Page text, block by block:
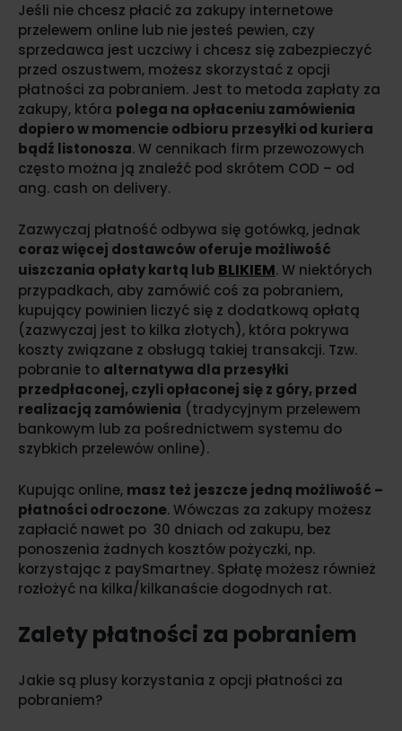
Jeśli nie chcesz płacić za zakupy internetowe
przelewem online lub nie jesteś pewien, czy
sprzedawca jest uczciwy i chcesz się zabezpieczyć
przed oszustwem, możesz skorzystać z opcji
płatności za pobraniem. Jest to metoda zapłaty za
zakupy, która polega na opłaceniu zamówienia
dopiero w momencie odbioru przesyłki od kuriera
bądź listonosza. W cennikach firm przewozowych
często można ją znaleźć pod skrótem COD – od
ang. cash on delivery.
Zazwyczaj płatność odbywa się gotówką, jednak
coraz więcej dostawców oferuje możliwość
uiszczania opłaty kartą lub BLIKIEM. W niektórych
przypadkach, aby zamówić coś za pobraniem,
kupujący powinien liczyć się z dodatkową opłatą
(zazwyczaj jest to kilka złotych), która pokrywa
koszty związane z obsługą takiej transakcji. Tzw.
pobranie to alternatywa dla przesyłki
przedpłaconej, czyli opłaconej się z góry, przed
realizacją zamówienia (tradycyjnym przelewem
bankowym lub za pośrednictwem systemu do
szybkich przelewów online).
Kupując online, masz też jeszcze jedną możliwość –
płatności odroczone. Wówczas za zakupy możesz
zapłacić nawet po 30 dniach od zakupu, bez
ponoszenia żadnych kosztów pożyczki, np.
korzystając z paySmartney. Spłatę możesz również
rozłożyć na kilka/kilkanaście dogodnych rat.
Zalety płatności za pobraniem
Jakie są plusy korzystania z opcji płatności za
pobraniem?